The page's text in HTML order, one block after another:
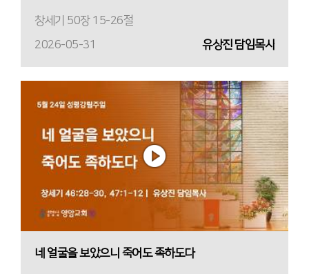
창세기 50장 15-26절
2026-05-31
유상진 담임목사
네 얼굴을 보았으니 죽어도 족하도다